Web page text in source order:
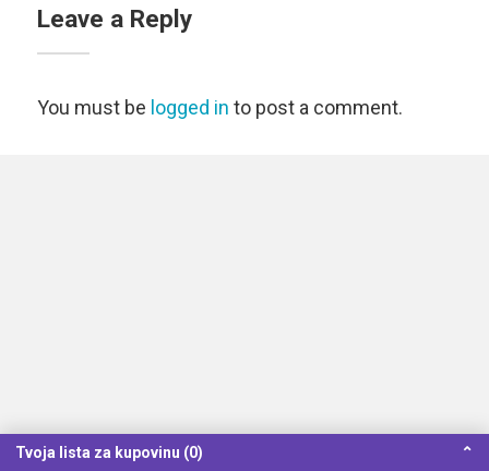
Leave a Reply
You must be logged in to post a comment.
Tvoja lista za kupovinu (0) ⌃